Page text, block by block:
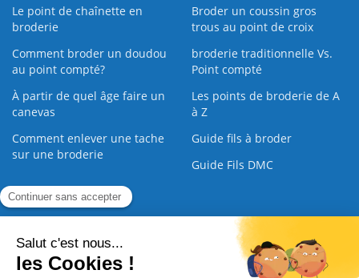
Le point de chaînette en
broderie
Broder un coussin gros
trous au point de croix
Comment broder un doudou
au point compté?
broderie traditionnelle Vs.
Point compté
À partir de quel âge faire un
canevas
Les points de broderie de A
à Z
Comment enlever une tache
sur une broderie
Guide fils à broder
Guide Fils DMC
Guide de la Broderie